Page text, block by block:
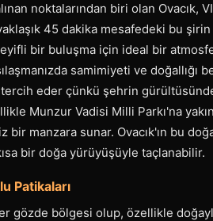
noktalarından biri olan Ovacık,
45 dakika mesafedeki bu
bir buluşma için ideal bir
samimiyeti ve
tercih eder çünkü şehrin
Munzur Vadisi Milli Parkı'na
bir manzara sunar. Ovacık'ın bu
bir doğa yürüyüşüyle taçlanabilir.
Patikaları
gözde bölgesi olup, özellikle